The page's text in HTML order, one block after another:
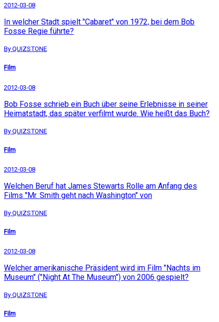
2012-03-08
In welcher Stadt spielt "Cabaret" von 1972, bei dem Bob
Fosse Regie führte?
By QUIZSTONE
Film
2012-03-08
Bob Fosse schrieb ein Buch über seine Erlebnisse in seiner
Heimatstadt, das später verfilmt wurde. Wie heißt das Buch?
By QUIZSTONE
Film
2012-03-08
Welchen Beruf hat James Stewarts Rolle am Anfang des
Films "Mr. Smith geht nach Washington" von
By QUIZSTONE
Film
2012-03-08
Welcher amerikanische Präsident wird im Film "Nachts im
Museum" ("Night At The Museum") von 2006 gespielt?
By QUIZSTONE
Film